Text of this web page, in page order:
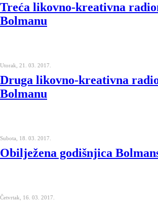
Treća likovno-kreativna
Bolmanu
Utorak, 21. 03. 2017.
Druga likovno-kreativna
Bolmanu
Subota, 18. 03. 2017.
Obilježena godišnjica
Četvrtak, 16. 03. 2017.